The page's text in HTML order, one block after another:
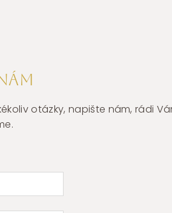
otázky, napište nám, rádi